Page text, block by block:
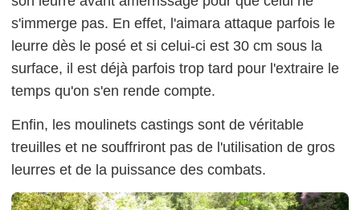
s'immerge pas. En effet, l'aimara attaque parfois le
leurre dès le posé et si celui-ci est 30 cm sous la
surface, il est déjà parfois trop tard pour l'extraire le
temps qu'on s'en rende compte.
Enfin, les moulinets castings sont de véritable
treuilles et ne souffriront pas de l'utilisation de gros
leurres et de la puissance des combats.